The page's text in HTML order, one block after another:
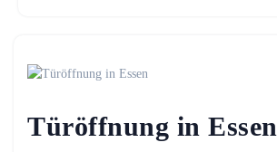
Türöffnung in Essen